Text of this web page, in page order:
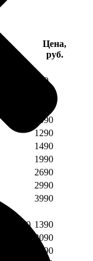
Цена,
руб.
690
1090
1290
1490
1990
2690
2990
3990
20х20 1390
2090
1590